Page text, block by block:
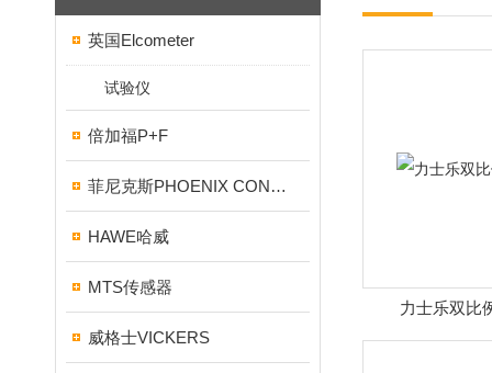
英国Elcometer
试验仪
倍加福P+F
菲尼克斯PHOENIX CONTACT
HAWE哈威
MTS传感器
威格士VICKERS
力士乐双比